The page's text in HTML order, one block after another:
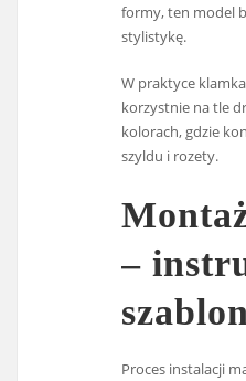
formy, ten model
stylistykę.
W praktyce
korzystnie na tle
kolorach, gdzie
szyldu i rozety.
–
Proces instalacji